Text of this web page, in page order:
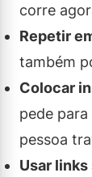
corre
Repetir
também
Colocar
pede
pessoa
Usar